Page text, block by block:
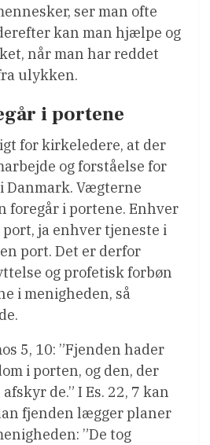
ser man ofte
kan man hjælpe og
når man har reddet
ulykken.
i portene
for kirkeledere, at der
og forståelse for
Vægterne
foregår i portene. Enhver
ja enhver tjeneste i
port. Det er derfor
og profetisk forbøn
i menigheden, så
5, 10: ”Fjenden hader
i porten, og den, der
de.” I Es. 22, 7 kan
fjenden lægger planer
”De tog